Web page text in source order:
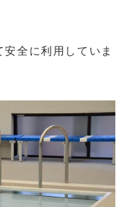
全に利用していま